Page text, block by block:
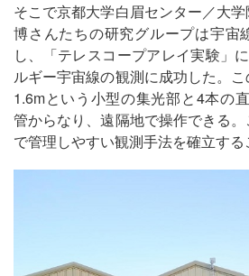
そこで京都大学白眉センター／大
博さんたちの研究グループは宇宙
し、「テレスコープアレイ実験」
ルギー宇宙線の観測に成功した。
1.6mという小型の集光部と4本の
管からなり、遠隔地で操作できる
で管理しやすい観測手法を確立する